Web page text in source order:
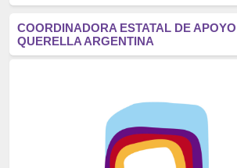
Eventos
(914)
Crímenes del franquismo
(721)
(699)
COORDINADORA ESTATAL DE
QUERELLA ARGENTINA